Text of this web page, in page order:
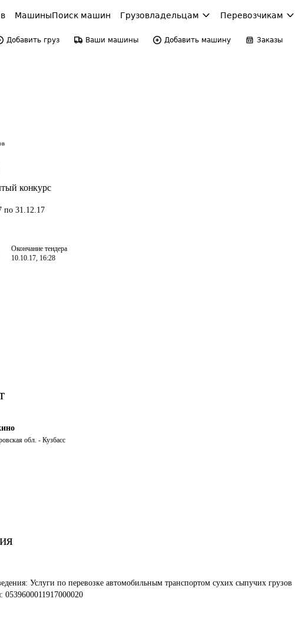
МашиныПоиск машин Грузовладельцам Перевозчикам
Добавить груз Ваши машины Добавить машину Заказы
конкурс
по 31.12.17
Окончание тендера
10.10.17, 16:28
обл. - Кузбасс
Услуги по перевозке автомобильным транспортом сухих сыпучих грузов
0539600011917000020